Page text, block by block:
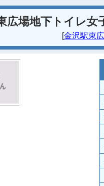
広場地下トイレ女
[金沢駅東